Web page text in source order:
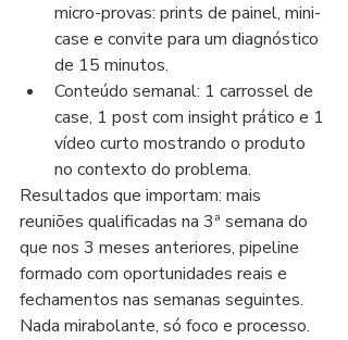
micro-provas: prints de painel, mini-
case e convite para um diagnóstico
de 15 minutos.
Conteúdo semanal: 1 carrossel de
case, 1 post com insight prático e 1
vídeo curto mostrando o produto
no contexto do problema.
Resultados que importam: mais
reuniões qualificadas na 3ª semana do
que nos 3 meses anteriores, pipeline
formado com oportunidades reais e
fechamentos nas semanas seguintes.
Nada mirabolante, só foco e processo.